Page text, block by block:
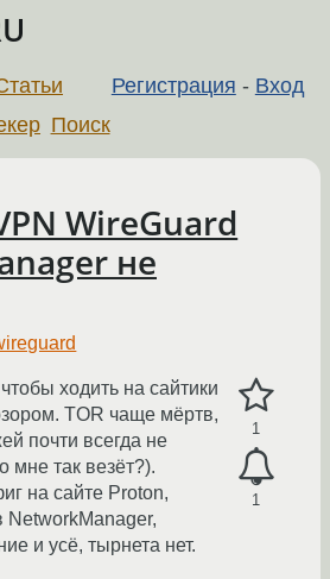
Регистрация - Вход
Поиск
WireGuard
не
1
1
ходить на сайтики
TOR чаще мёртв,
почти всегда не
мне так везёт?).
на сайте Proton,
NetworkManager,
и усё, тырнета нет.